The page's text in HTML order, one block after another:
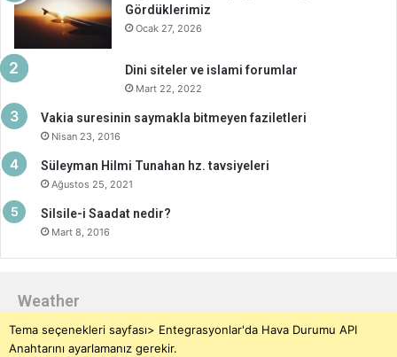
Gördüklerimiz
Ocak 27, 2026
Dini siteler ve islami forumlar
Mart 22, 2022
Vakia suresinin saymakla bitmeyen faziletleri
Nisan 23, 2016
Süleyman Hilmi Tunahan hz. tavsiyeleri
Ağustos 25, 2021
Silsile-i Saadat nedir?
Mart 8, 2016
Weather
Tema seçenekleri sayfası> Entegrasyonlar'da Hava Durumu API
Anahtarını ayarlamanız gerekir.